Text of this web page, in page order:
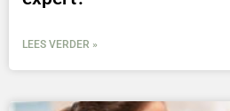
LEES VERDER »